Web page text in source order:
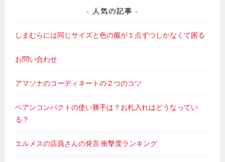
人気の記事
しまむらには同じサイズと色の服が１点ずつしかなくて困る
お問い合わせ
アマソナのコーディネートの２つのコツ
ベアンコンパクトの使い勝手は？お札入れはどうなってい
る？
エルメスの店員さんの発言 衝撃度ランキング